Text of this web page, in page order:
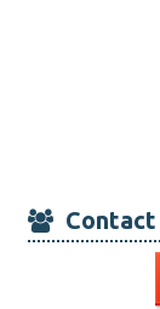
Contact